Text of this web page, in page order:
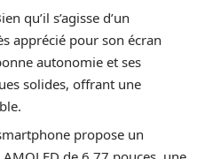
qu’il s’agisse d’un
apprécié pour son écran
autonomie et ses
solides, offrant une
propose un